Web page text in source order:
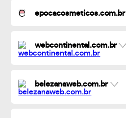
epocacosmeticos.com.br
webcontinental.com.br
belezanaweb.com.br